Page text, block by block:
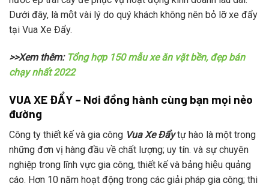
Dưới đây, là một vài lý do quý khách không nên bỏ lỡ xe đẩy
tại Vua Xe Đẩy.
>>Xem thêm: Tổng hợp 150 mẫu xe ăn vặt bền, đẹp bán
chạy nhất 2022
VUA XE ĐẨY – Nơi đồng hành cùng bạn mọi nẻo
đường
Công ty thiết kế và gia công Vua Xe Đẩytự hào là một trong
những đơn vị hàng đầu về chất lượng; uy tín. và sự chuyên
nghiệp trong lĩnh vực gia công, thiết kế và bảng hiệu quảng
cáo. Hơn 10 năm hoạt động trong các giải pháp gia công; thi